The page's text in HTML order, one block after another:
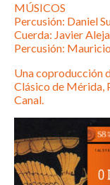
MÚSICOS
Percusión: Daniel
Cuerda: Javier
Percusión:
Una coproducción
Clásico de Mérida,
Canal.